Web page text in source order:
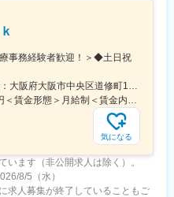
事務経験者歓迎！＞◆土日祝
＜勤務地詳細＞大阪事業部住所：大阪府大阪市中央区道修町1-5-18 朝日生命道修町ビル3階勤務地最寄駅：大阪市営堺筋線／北浜駅受動喫煙対策：敷地内全面禁煙変更の範囲：会社の定める事業所
＜予定年収＞346万円～462万円＜賃金形態＞月給制＜賃金内訳＞月額（基本給）：210,500円～277,900円その他固定手当/月：8,000円～15,000円＜月給＞218,500円～292,900円＜昇給有無＞有＜残業手当＞有＜給与補足＞前職・経験を考慮の上、決定致します。■年収内訳＝基本給×12ヶ月＋賞与（基本給×4ヶ月)■賞与：年2回（6月、12月）／昇給：年1回（10月）※業績に応じ、決算賞与（秋季賞与）支給の場合あり（10月）■時間外・休日出勤手当等の割増賃金は別途支給賃金はあくまでも目安の金額であり、選考を通じて上下する可能性があります。月給(月額)は固定手当を含めた表記です。
気になる
います（非公開求人は除く）。
8/5（水）
求人募集が終了していることもご